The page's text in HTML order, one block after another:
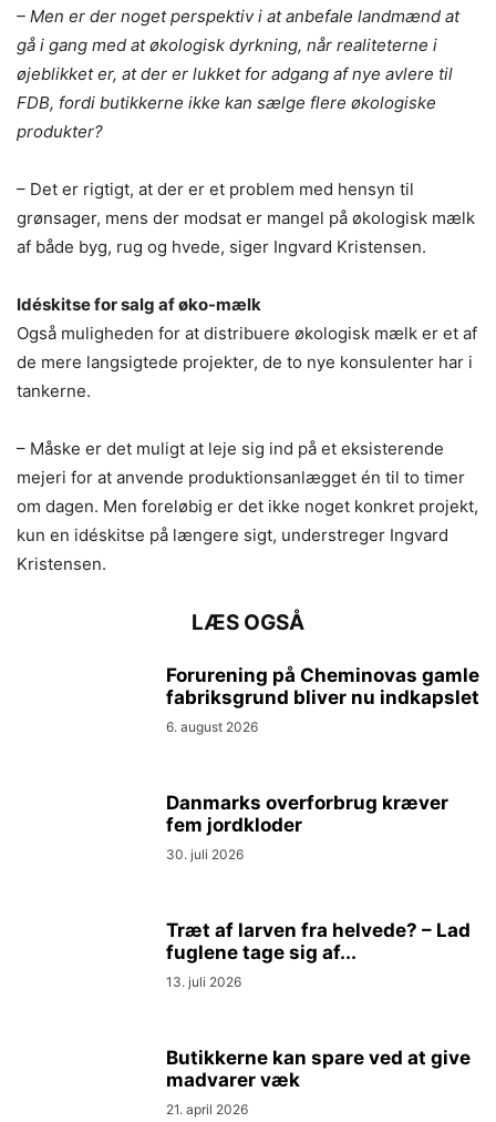
– Men er der noget perspektiv i at anbefale landmænd at
gå i gang med at økologisk dyrkning, når realiteterne i
øjeblikket er, at der er lukket for adgang af nye avlere til
FDB, fordi butikkerne ikke kan sælge flere økologiske
produkter?
– Det er rigtigt, at der er et problem med hensyn til
grønsager, mens der modsat er mangel på økologisk mælk
af både byg, rug og hvede, siger Ingvard Kristensen.
Idéskitse for salg af øko-mælk
Også muligheden for at distribuere økologisk mælk er et af
de mere langsigtede projekter, de to nye konsulenter har i
tankerne.
– Måske er det muligt at leje sig ind på et eksisterende
mejeri for at anvende produktionsanlægget én til to timer
om dagen. Men foreløbig er det ikke noget konkret projekt,
kun en idéskitse på længere sigt, understreger Ingvard
Kristensen.
LÆS OGSÅ
Forurening på Cheminovas gamle
fabriksgrund bliver nu indkapslet
6. august 2026
Danmarks overforbrug kræver
fem jordkloder
30. juli 2026
Træt af larven fra helvede? – Lad
fuglene tage sig af...
13. juli 2026
Butikkerne kan spare ved at give
madvarer væk
21. april 2026